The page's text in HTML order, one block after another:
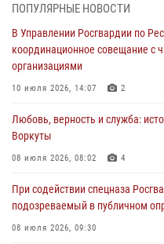
Росгвардии по Республике
31 июля 2026, 06:57 8
В Усинске росгвардейцы
30 июля 2026, 13:53
В Санкт-Петербурге прошел
Всероссийского конкурса
сотрудников вневедомственной
В Сыктывкаре росгвардейцы
Дня Крещения Руси и Дня
ПОПУЛЯРНЫЕ НОВОСТИ
В Управлении Росгвардии по
координационное совещание с
организациями
10 июля 2026, 14:07 2
Любовь, верность и служба:
Воркуты
08 июля 2026, 08:02 4
При содействии спецназа
подозреваемый в публичном
08 июля 2026, 09:30